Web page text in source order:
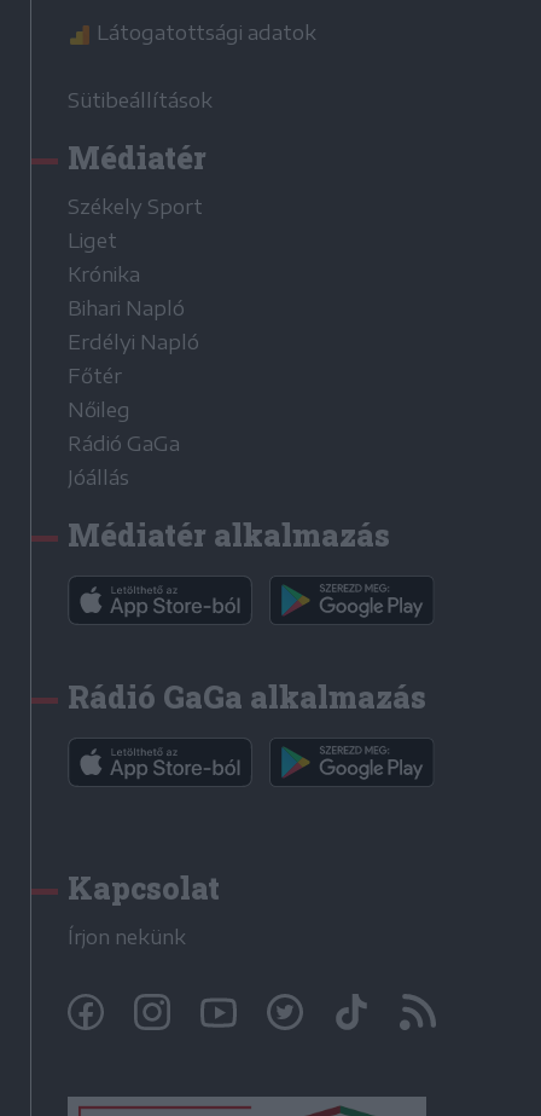
Látogatottsági adatok
Sütibeállítások
Médiatér
Székely Sport
Liget
Krónika
Bihari Napló
Erdélyi Napló
Főtér
Nőileg
Rádió GaGa
Jóállás
Médiatér alkalmazás
Rádió GaGa alkalmazás
Kapcsolat
Írjon nekünk